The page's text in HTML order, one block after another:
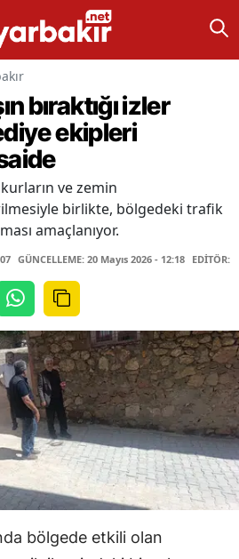
bıraktığı izler
ekipleri
ve zemin
birlikte, bölgedeki trafik
amaçlanıyor.
GÜNCELLEME: 20 Mayıs 2026 - 12:18 EDİTÖR:
bölgede etkili olan